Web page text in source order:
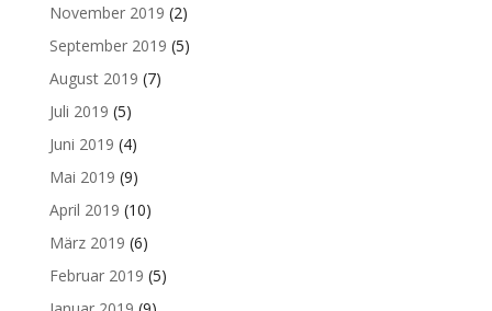
November 2019 (2)
September 2019 (5)
August 2019 (7)
Juli 2019 (5)
Juni 2019 (4)
Mai 2019 (9)
April 2019 (10)
März 2019 (6)
Februar 2019 (5)